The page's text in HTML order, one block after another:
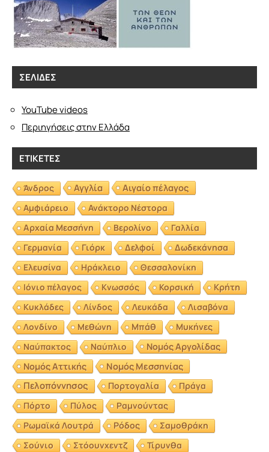
ΣΕΛΊΔΕΣ
YouTube videos
Περιηγήσεις στην Ελλάδα
ΕΤΙΚΈΤΕΣ
Άνδρος Αγγλία Αιγαίο πέλαγος
Αμφιάρειο
Ανάκτορο Νέστορα
Αρχαία Μεσσήνη
Βερολίνο
Γαλλία
Γερμανία
Γιόρκ Δελφοί
Δωδεκάνησα
Ελευσίνα
Ηράκλειο
Θεσσαλονίκη
Ιόνιο πέλαγος
Κνωσσός Κορσική
Κρήτη
Κυκλάδες
Λίνδος Λευκάδα
Λισαβόνα
Λονδίνο
Μεθώνη Μπάθ
Μυκήνες
Ναύπακτος
Ναύπλιο
Νομός Αργολίδας
Νομός Αττικής
Νομός Μεσσηνίας
Πελοπόννησος Πορτογαλία
Πράγα
Πόρτο
Πύλος
Ραμνούντας
Ρωμαϊκά Λουτρά
Ρόδος
Σαμοθράκη
Σούνιο
Στόουνχεντζ Τίρυνθα